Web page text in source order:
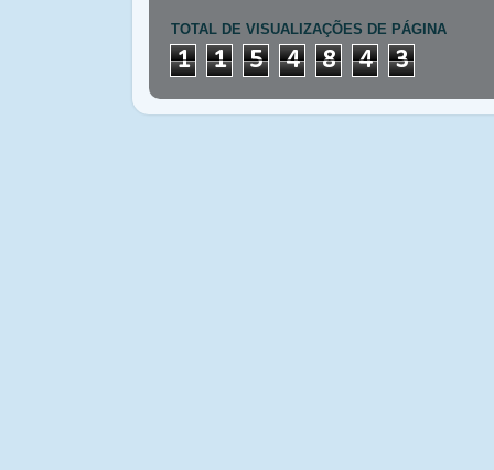
TOTAL DE VISUALIZAÇÕES DE PÁGINA
1 1 5 4 8 4 3